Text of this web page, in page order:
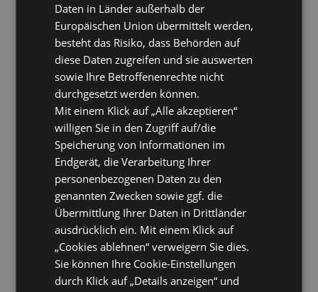
Daten in Länder außerhalb der
Europäischen Union übermittelt werden,
besteht das Risiko, dass Behörden auf
diese Daten zugreifen und sie auswerten
sowie Ihre Betroffenenrechte nicht
durchgesetzt werden können.
Mit einem Klick auf „Alle akzeptieren“
willigen Sie in den Zugriff auf/die
Speicherung von Informationen im
Endgerät, die Verarbeitung Ihrer
personenbezogenen Daten zu den
genannten Zwecken sowie ggf. die
Übermittlung Ihrer Daten in Drittländer
ausdrücklich ein. Mit einem Klick auf
„Cookies ablehnen“ verweigern Sie dies.
Sie können Ihre Cookie-Einstellungen
durch Klick auf „Details anzeigen“ und